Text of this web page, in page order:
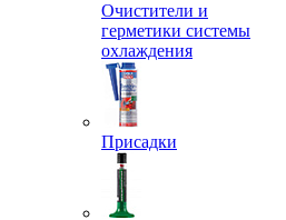
Очистители и
герметики системы
охлаждения
Присадки